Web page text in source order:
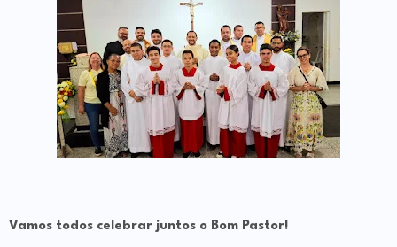
Vamos todos celebrar juntos o Bom Pastor!